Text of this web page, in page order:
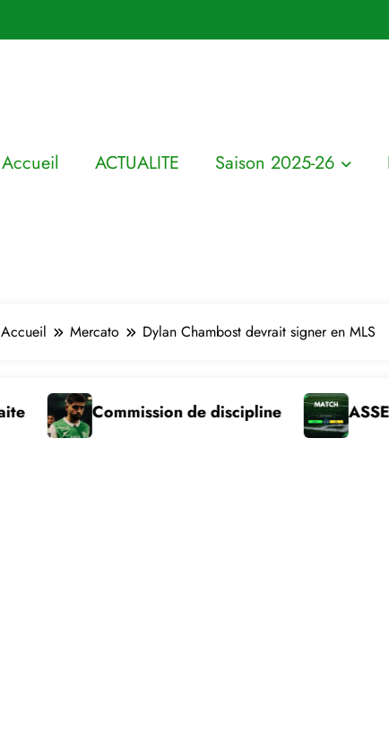
Accueil ACTUALITE Saison 2025-26
Accueil Mercato Dylan Chambost devrait signer en MLS
Commission de discipline ASSE – Pau